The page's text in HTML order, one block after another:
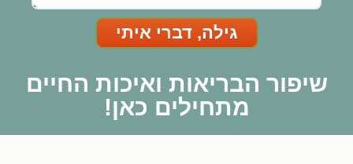
גילה, דברי איתי
שיפור הבריאות ואיכות החיים
מתחילים כאן!